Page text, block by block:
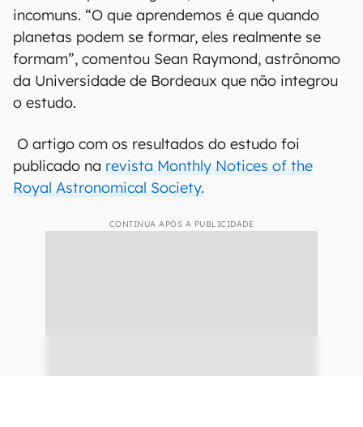
incomuns. “O que aprendemos é que quando
planetas podem se formar, eles realmente se
formam”, comentou Sean Raymond, astrônomo
da Universidade de Bordeaux que não integrou
o estudo.
O artigo com os resultados do estudo foi
publicado na revista Monthly Notices of the
Royal Astronomical Society.
CONTINUA APÓS A PUBLICIDADE